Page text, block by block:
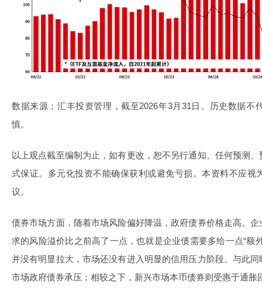
数据来源：汇丰投资管理，截至2026年3月31日。历史数据不
慎。
以上观点截至编制为止，如有更改，恕不另行通知。任何预测
式保证。多元化投资不能确保获利或避免亏损。本资料不应视
议。
债券市场方面，随着市场风险偏好降温，政府债券价格走高。
求的风险溢价比之前高了一点，也就是企业债需要多给一点“额
并没有明显拉大，市场还没有进入明显的信用压力阶段。与此
市场政府债券承压；相较之下，新兴市场本币债券则受惠于通胀